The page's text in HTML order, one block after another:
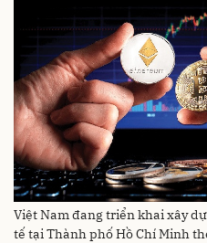
Việt Nam đang triển khai xây
tế tại Thành phố Hồ Chí Minh